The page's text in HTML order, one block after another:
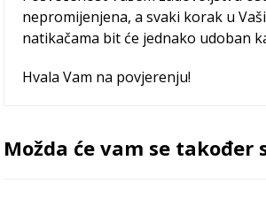
nepromijenjena, a svaki korak u
natikačama bit će jednako udoban
Hvala Vam na povjerenju!
Možda će vam se